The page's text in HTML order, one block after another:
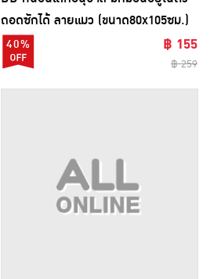
ถอดซักได้ ลายแมว (ขนาด80x105ซม.)
40% ฿ 155
฿ 259